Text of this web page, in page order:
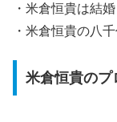
・米倉恒貴は結
・米倉恒貴の八
米倉恒貴のプ